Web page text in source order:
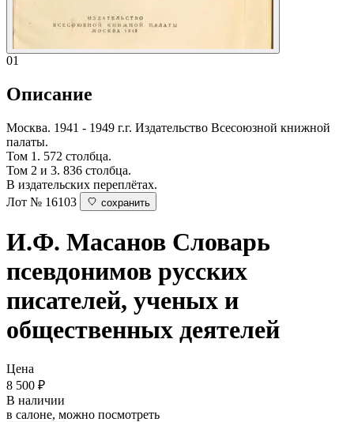
01
Описание
Москва. 1941 - 1949 г.г. Издательство Всесоюзной книжной
палаты.
Том 1. 572 столбца.
Том 2 и 3. 836 столбца.
В издательских переплётах.
Лот № 16103
сохранить
И.Ф. Масанов Словарь
псевдонимов русских
писателей, ученых и
общественных деятелей
Цена
8 500 ₽
В наличии
в салоне, можно посмотреть